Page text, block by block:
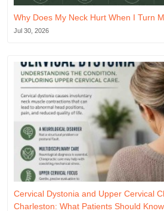
Why Does My Neck Hurt When I Turn
Jul 30, 2026
Cervical Dystonia and Upper Cervical
Charleston: What Patients Should Know